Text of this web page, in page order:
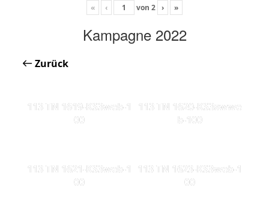
« ‹ von 2 › »
Kampagne 2022
Zurück
113 TN 1619-KS3web-1
00
113 TN 1620-KS3swwe
b-100
113 TN 1621-KS3web-1
00
113 TN 1623-KS3web-1
00